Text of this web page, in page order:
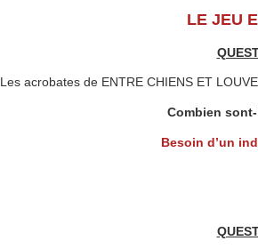
LE JEU
Les acrobates de ENTRE CHIENS ET
Combien
Besoin d’un